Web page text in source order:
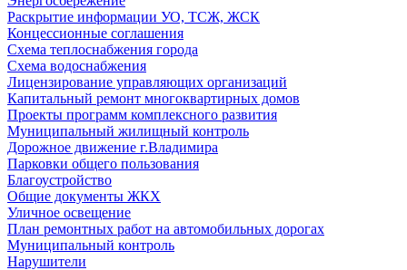
Раскрытие информации УО, ТСЖ, ЖСК
Концессионные соглашения
Схема теплоснабжения города
Схема водоснабжения
Лицензирование управляющих организаций
Капитальный ремонт многоквартирных домов
Проекты программ комплексного развития
Муниципальный жилищный контроль
Дорожное движение г.Владимира
Парковки общего пользования
Благоустройство
Общие документы ЖКХ
Уличное освещение
План ремонтных работ на автомобильных дорогах
Муниципальный контроль
Нарушители